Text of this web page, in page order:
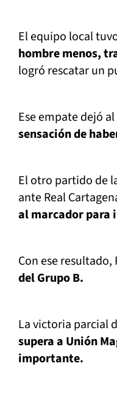
El equipo local
hombre menos,
logró rescatar un
Ese empate dejó
sensación de
El otro partido de
ante Real
al marcador para
Con ese resultado,
del Grupo B.
La victoria parcial
supera a Unión
importante.